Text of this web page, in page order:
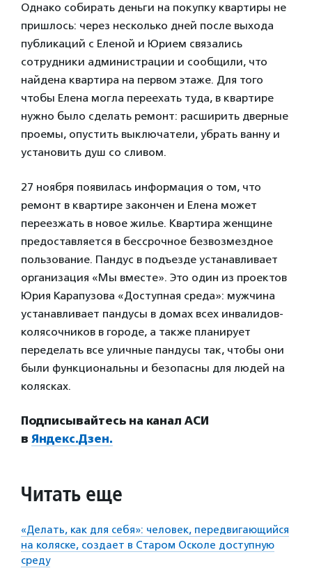
Однако собирать деньги на покупку квартиры не
пришлось: через несколько дней после выхода
публикаций с Еленой и Юрием связались
сотрудники администрации и сообщили, что
найдена квартира на первом этаже. Для того
чтобы Елена могла переехать туда, в квартире
нужно было сделать ремонт: расширить дверные
проемы, опустить выключатели, убрать ванну и
установить душ со сливом.
27 ноября появилась информация о том, что
ремонт в квартире закончен и Елена может
переезжать в новое жилье. Квартира женщине
предоставляется в бессрочное безвозмездное
пользование. Пандус в подъезде устанавливает
организация «Мы вместе». Это один из проектов
Юрия Карапузова «Доступная среда»: мужчина
устанавливает пандусы в домах всех инвалидов-
колясочников в городе, а также планирует
переделать все уличные пандусы так, чтобы они
были функциональны и безопасны для людей на
колясках.
Подписывайтесь на канал АСИ
в Яндекс.Дзен.
Читать еще
«Делать, как для себя»: человек, передвигающийся
на коляске, создает в Старом Осколе доступную
среду